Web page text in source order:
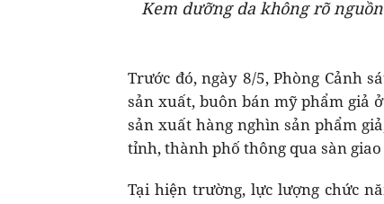
Kem dưỡng da không rõ
Trước đó, ngày 8/5, Phòng Cảnh
sản xuất, buôn bán mỹ phẩm giả
sản xuất hàng nghìn sản phẩm
tỉnh, thành phố thông qua sàn
Tại hiện trường, lực lượng chức